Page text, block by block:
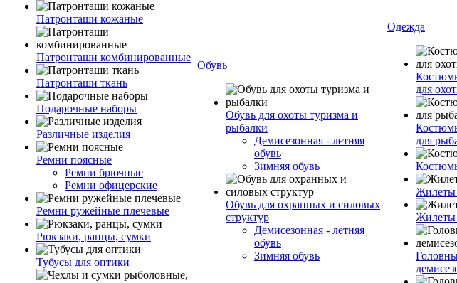
Патронташи кожаные
Патронташи комбинированные
Патронташи ткань
Подарочные наборы
Различные изделия
Ремни поясные
Ремни брючные
Ремни офицерские
Ремни ружейные плечевые
Рюкзаки, ранцы, сумки
Тубусы для оптики
Обувь
Обувь для охоты туризма и
рыбалки
Демисезонная - летняя
обувь
Зимняя обувь
Обувь для охранных и силовых
структур
Демисезонная - летняя
обувь
Зимняя обувь
Одежда
для
для
Жилеты
Жилеты